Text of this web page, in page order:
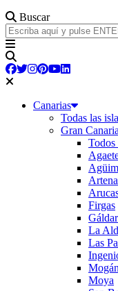
Buscar
Canarias
Todas las
Gran Canaria
Firgas
Gáldar
La
Las
Mogán
Moya